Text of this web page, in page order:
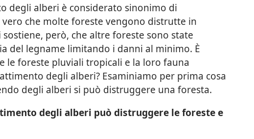
degli alberi è considerato sinonimo di
vero che molte foreste vengono distrutte in
sostiene, però, che altre foreste sono state
del legname limitando i danni al minimo. È
le foreste pluviali tropicali e la loro fauna
degli alberi? Esaminiamo per prima cosa
degli alberi si può distruggere una foresta.
degli alberi può distruggere le foreste e